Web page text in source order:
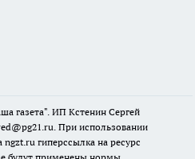
газета". ИП Кстенин Сергей
При использовании
гиперссылка на ресурс